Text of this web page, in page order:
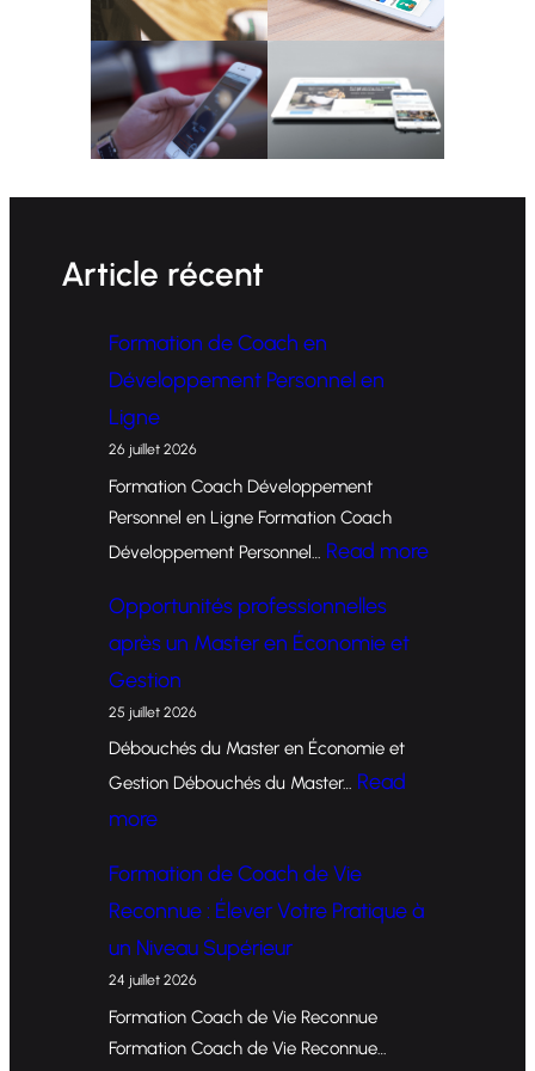
Article récent
Formation de Coach en
Développement Personnel en
Ligne
26 juillet 2026
Formation Coach Développement
Personnel en Ligne Formation Coach
Développement Personnel… Read more:
Opportunités professionnelles
après un Master en Économie et
Gestion
25 juillet 2026
Débouchés du Master en Économie et
Gestion Débouchés du Master… Read
more:
t
Formation de Coach de Vie
Reconnue : Élever Votre Pratique à
un Niveau Supérieur
24 juillet 2026
Formation Coach de Vie Reconnue
Formation Coach de Vie Reconnue…